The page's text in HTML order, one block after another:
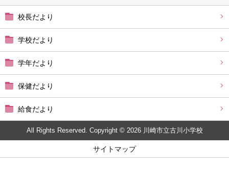
校長だより
学校だより
学年だより
保健だより
給食だより
All Rights Reserved. Copyright © 2026 川崎市立古川小学校
サイトマップ